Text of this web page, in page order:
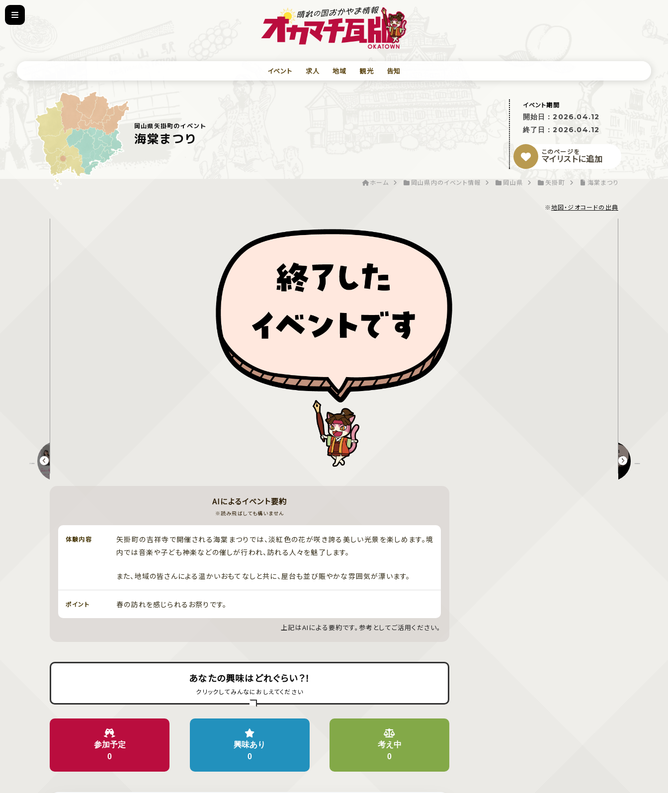
イベント 求人 地域 観光 告知
岡山県矢掛町のイベント
海棠まつり
イベント期間
開始日：2026.04.12
終了日：2026.04.12
このページを
マイリストに追加
ホーム 岡山県内のイベント情報 岡山県 矢掛町 海棠まつり
※地図・ジオコードの出典
AIによるイベント要約
※読み飛ばしても構いません
体験内容
矢掛町の吉祥寺で開催される海棠まつりでは、淡紅色の花が咲き誇る美しい光景を楽しめます。境
内では音楽や子ども神楽などの催しが行われ、訪れる人々を魅了します。
また、地域の皆さんによる温かいおもてなしと共に、屋台も並び賑やかな雰囲気が漂います。
ポイント 春の訪れを感じられるお祭りです。
上記はAIによる要約です。参考としてご活用ください。
あなたの興味はどれぐらい？！
クリックしてみんなにおしえてください
参加予定
0
興味あり
0
考え中
0